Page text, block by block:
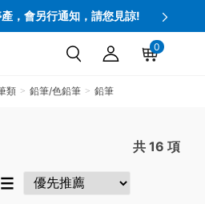
，會另行通知，請您見諒!
0
類 鉛筆/色鉛筆 鉛筆
共 16 項